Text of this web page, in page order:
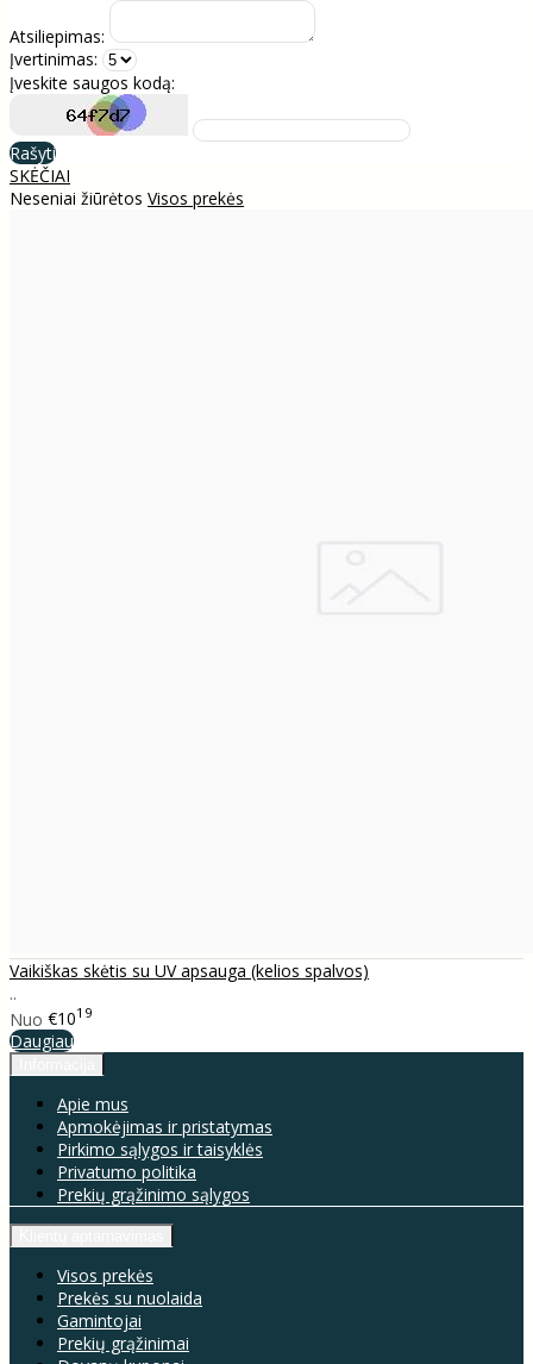
Atsiliepimas:
Įvertinimas:
Įveskite saugos kodą:
Rašyti
SKĖČIAI
Neseniai žiūrėtos Visos prekės
Vaikiškas skėtis su UV apsauga (kelios spalvos)
..
Nuo €1019
Daugiau
Apie mus
Apmokėjimas ir pristatymas
Pirkimo sąlygos ir taisyklės
Privatumo politika
Prekių grąžinimo sąlygos
Visos prekės
Prekės su nuolaida
Gamintojai
Prekių grąžinimai